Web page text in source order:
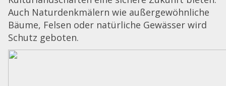
Auch Naturdenkmälern wie außergewöhnliche
Bäume, Felsen oder natürliche Gewässer wird
Schutz geboten.